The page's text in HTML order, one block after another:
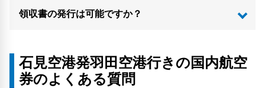
領収書の発行は可能ですか？
石見空港発羽田空港行きの国内航空
券のよくある質問